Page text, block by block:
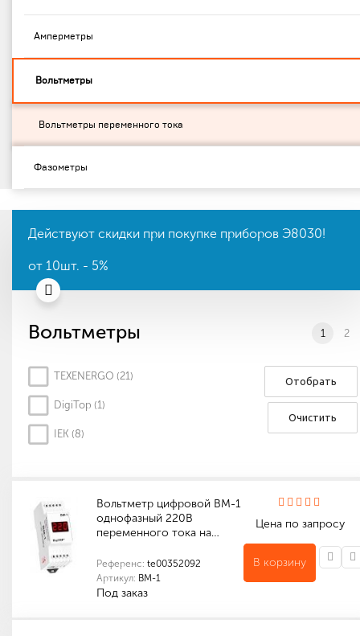
Амперметры
Вольтметры
Вольтметры переменного тока
Фазометры
Действуют скидки при покупке приборов Э8030!
от 10шт. - 5%
от 30шт. - 10%
от 50шт. - 15%
от 100шт. - 20%
от 400шт. - 30%
1 2
Вольтметры
Отобрать
Очистить
TEXENERGO (21)
DigiTop (1)
IEK (8)
Вольтметр цифровой ВМ-1
однофазный 220В
переменного тока на…
Референс: te00352092
Артикул: ВМ-1
Под заказ
Цена по запросу
В корзину